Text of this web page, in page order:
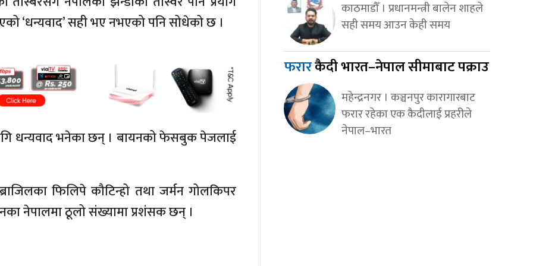
‘धन्यवाद’ सही भए नभएको पनि सोधेको छ ।
धन्यवाद भनेका छन् । बायनको फेसबुक पेजलाई
फिलिपे कौटिन्हो तथा जर्मन गोलकिपर
नेपालमा ठूलो संख्यामा प्रशंसक छन् ।
काठमाडौँ । प्रधानमन्त्री बालेन शाहले
सही समय आउन केही समय
फरारकैदी भारत–नेपाल सीमाबाट पक्राउ
महेन्द्रनगर । कञ्चनपुर कारागारबाट
फरार रहेका एक कैदीलाई प्रहरीले
नेपाल–भारत